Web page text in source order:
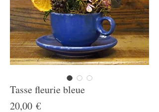
Tasse fleurie bleue
20,00 €Prix